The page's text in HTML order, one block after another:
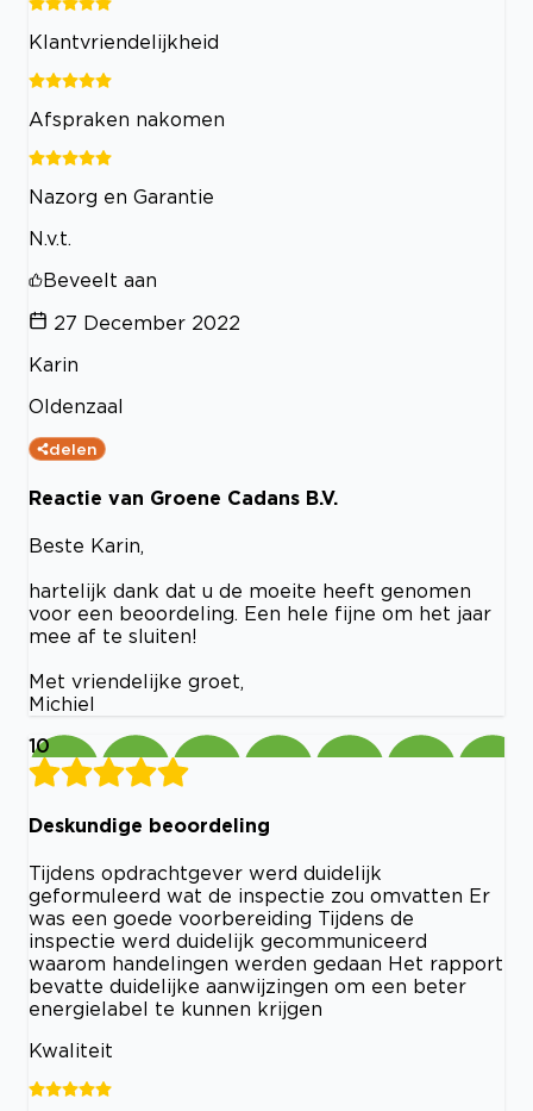
Klantvriendelijkheid
Afspraken nakomen
Nazorg en Garantie
N.v.t.
Beveelt aan
27 December 2022
Karin
Oldenzaal
delen
Reactie van Groene Cadans B.V.
Beste Karin,
hartelijk dank dat u de moeite heeft genomen
voor een beoordeling. Een hele fijne om het jaar
mee af te sluiten!
Met vriendelijke groet,
Michiel
10
Deskundige beoordeling
Tijdens opdrachtgever werd duidelijk
geformuleerd wat de inspectie zou omvatten Er
was een goede voorbereiding Tijdens de
inspectie werd duidelijk gecommuniceerd
waarom handelingen werden gedaan Het rapport
bevatte duidelijke aanwijzingen om een beter
energielabel te kunnen krijgen
Kwaliteit